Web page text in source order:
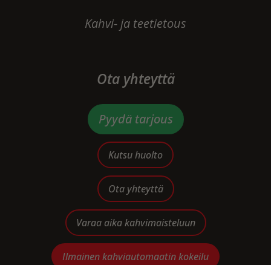
Kahvi- ja teetietous
Ota yhteyttä
Pyydä tarjous
Kutsu huolto
Ota yhteyttä
Varaa aika kahvimaisteluun
Ilmainen kahviautomaatin kokeilu